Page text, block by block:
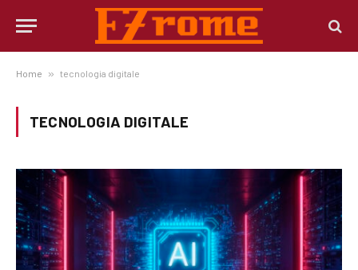
Home » tecnologia digitale
TECNOLOGIA DIGITALE